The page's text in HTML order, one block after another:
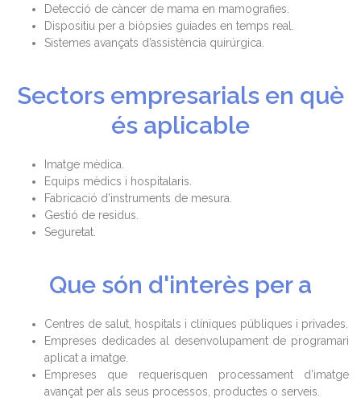
Detecció de càncer de mama en mamografies.
Dispositiu per a biòpsies guiades en temps real.
Sistemes avançats d’assistència quirúrgica.
Sectors empresarials en què
és aplicable
Imatge mèdica.
Equips mèdics i hospitalaris.
Fabricació d’instruments de mesura.
Gestió de residus.
Seguretat.
Que són d'interès per a
Centres de salut, hospitals i clíniques públiques i privades.
Empreses dedicades al desenvolupament de programari
aplicat a imatge.
Empreses que requerisquen processament d’imatge
avançat per als seus processos, productes o serveis.